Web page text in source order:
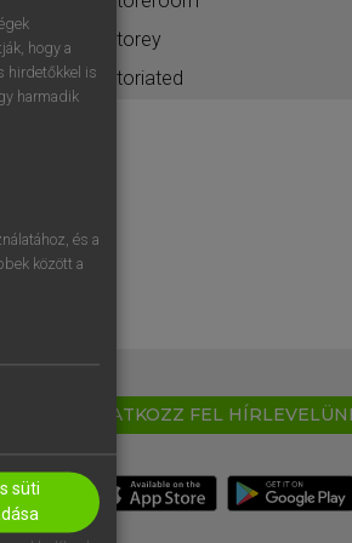
storey
storiated
IRATKOZZ FEL
hogy a
hirdetőkkel is
harmadik
és a
között a
süti